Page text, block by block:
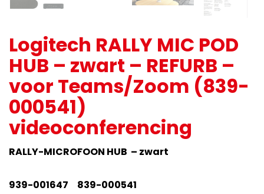
Logitech RALLY MIC POD
HUB – zwart – REFURB –
voor Teams/Zoom (839-
000541)
videoconferencing
RALLY-MICROFOON HUB – zwart
939-001647 839-000541